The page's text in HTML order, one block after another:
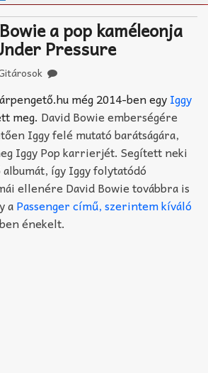
a pop kaméleonja
Pressure
még 2014-ben egyIggy
meg. David Bowie emberségére
Iggy felé mutató barátságára,
Iggy Pop karrierjét. Segített neki
így Iggy folytatódó
ellenére David Bowie továbbra is
aPassenger című, szerintem kíváló
énekelt.